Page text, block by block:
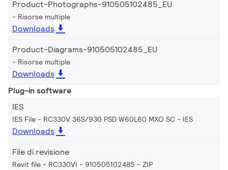
Product-Photographs-910505102485_EU
Risorse multiple
Downloads
Product-Diagrams-910505102485_EU
Risorse multiple
Downloads
Plug-in software
IES
IES File - RC330V 36S/930 PSD W60L60 MXO SC IES
Downloads
File di revisione
Revit file - RC330VI - 910505102485 ZIP